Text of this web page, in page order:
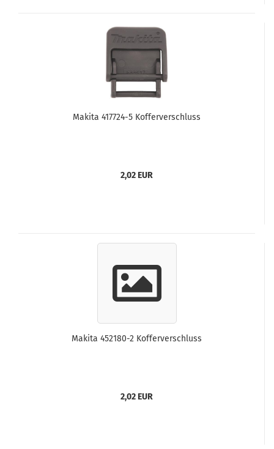
Makita 417724-5 Kofferverschluss
2,02 EUR
Makita 452180-2 Kofferverschluss
2,02 EUR